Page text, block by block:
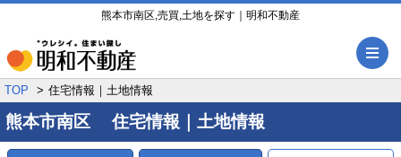
熊本市南区,売買,土地を探す｜明和不動産
TOP 住宅情報｜土地情報
熊本市南区 住宅情報｜土地情報